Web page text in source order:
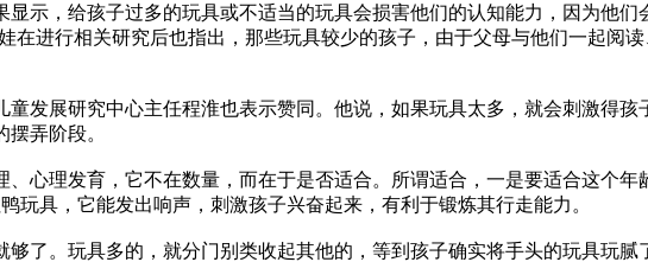
，给孩子过多的玩具或不适当的玩具会损害他们的认知能力，因为他们
在进行相关研究后也指出，那些玩具较少的孩子，由于父母与他们一起阅
展研究中心主任程淮也表示赞同。他说，如果玩具太多，就会刺激得孩
弄阶段。
理发育，它不在数量，而在于是否适合。所谓适合，一是要适合这个年
玩具，它能发出响声，刺激孩子兴奋起来，有利于锻炼其行走能力。
。玩具多的，就分门别类收起其他的，等到孩子确实将手头的玩具玩腻